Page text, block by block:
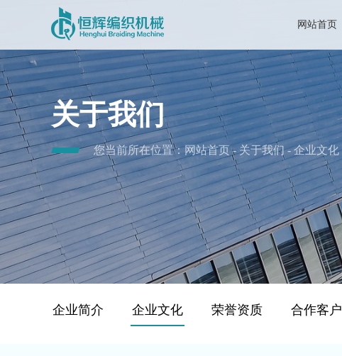
网站首页
关于我们
您当前所在位置：网站首页- 关于我们-企业文化
企业简介 企业文化 荣誉资质 合作客户